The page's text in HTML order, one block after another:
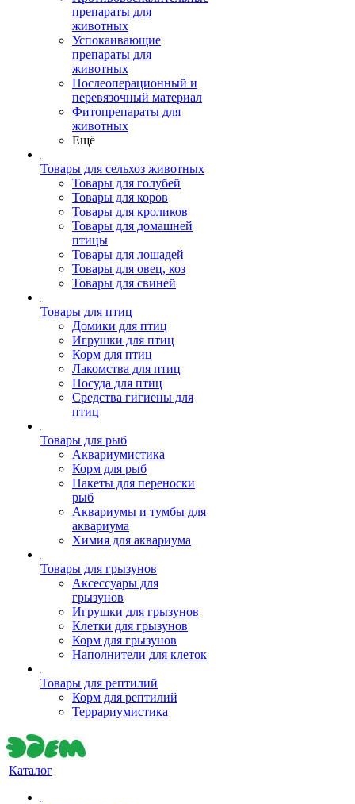
препараты для
животных
Успокаивающие
препараты для
животных
Послеоперационный и
перевязочный материал
Фитопрепараты для
животных
Ещё
Товары для сельхоз животных
Товары для голубей
Товары для коров
Товары для кроликов
Товары для домашней
птицы
Товары для лошадей
Товары для овец, коз
Товары для свиней
Товары для птиц
Домики для птиц
Игрушки для птиц
Корм для птиц
Лакомства для птиц
Посуда для птиц
Средства гигиены для
птиц
Товары для рыб
Аквариумистика
Корм для рыб
Пакеты для переноски
рыб
Аквариумы и тумбы для
аквариума
Химия для аквариума
Товары для грызунов
Аксессуары для
грызунов
Игрушки для грызунов
Клетки для грызунов
Корм для грызунов
Наполнители для клеток
Товары для рептилий
Корм для рептилий
Террариумистика
Каталог